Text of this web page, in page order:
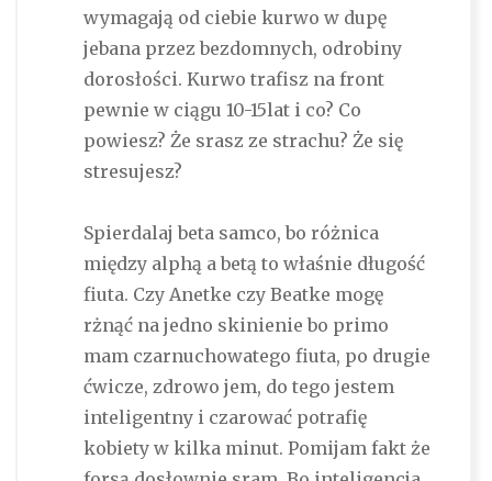
wymagają od ciebie kurwo w dupę
jebana przez bezdomnych, odrobiny
dorosłości. Kurwo trafisz na front
pewnie w ciągu 10-15lat i co? Co
powiesz? Że srasz ze strachu? Że się
stresujesz?
Spierdalaj beta samco, bo różnica
między alphą a betą to właśnie długość
fiuta. Czy Anetke czy Beatke mogę
rżnąć na jedno skinienie bo primo
mam czarnuchowatego fiuta, po drugie
ćwicze, zdrowo jem, do tego jestem
inteligentny i czarować potrafię
kobiety w kilka minut. Pomijam fakt że